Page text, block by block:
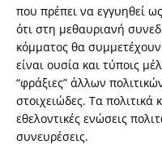
που πρέπει να εγγυηθεί
ότι στη μεθαυριανή
κόμματος θα
είναι ουσία και τύποις
“φράξιες” άλλων
στοιχειώδες. Τα πολιτικά
εθελοντικές ενώσεις
συνευρέσεις.